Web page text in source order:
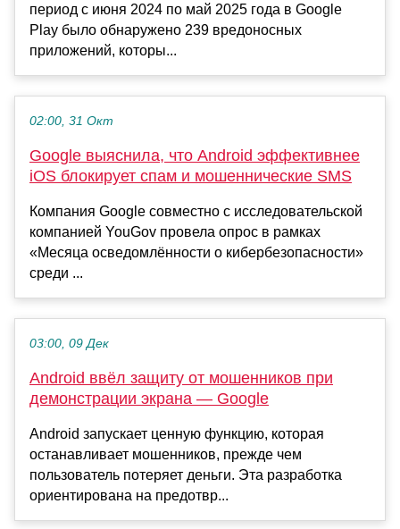
период с июня 2024 по май 2025 года в Google
Play было обнаружено 239 вредоносных
приложений, которы...
02:00, 31 Окт
Google выяснила, что Android эффективнее
iOS блокирует спам и мошеннические SMS
Компания Google совместно с исследовательской
компанией YouGov провела опрос в рамках
«Месяца осведомлённости о кибербезопасности»
среди ...
03:00, 09 Дек
Android ввёл защиту от мошенников при
демонстрации экрана — Google
Android запускает ценную функцию, которая
останавливает мошенников, прежде чем
пользователь потеряет деньги. Эта разработка
ориентирована на предотвр...